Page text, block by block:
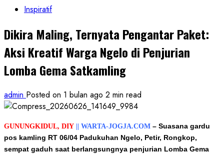
Inspiratif
Dikira Maling, Ternyata Pengantar Paket:
Aksi Kreatif Warga Ngelo di Penjurian
Lomba Gema Satkamling
admin Posted on 1 bulan ago 2 min read
GUNUNGKIDUL, DIY WARTA-JOGJA.COM – Suasana gardu
pos kamling RT 06/04 Padukuhan Ngelo, Petir, Rongkop,
sempat gaduh saat berlangsungnya penjurian Lomba Gema